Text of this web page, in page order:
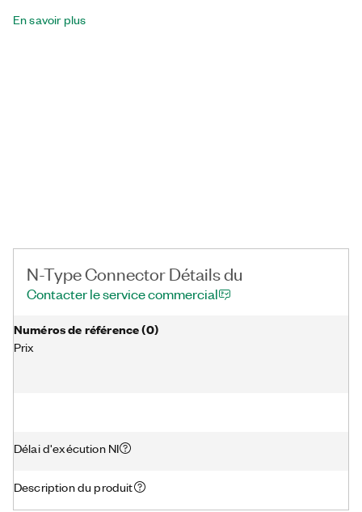
mâle-femelle et femelle-femelle ainsi que des options de type
En savoir plus
N-Type Connector Détails du
Contacter le service commercial
Numéros de référence(0)
Prix
Délai d'exécution NI
Description du produit